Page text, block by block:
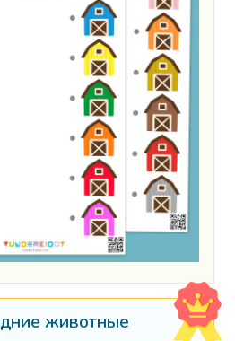
животные